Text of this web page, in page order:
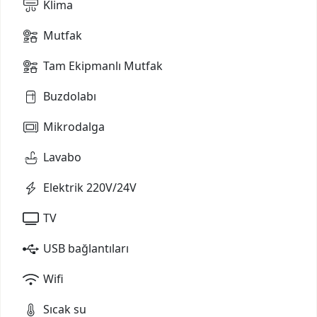
Klima
Mutfak
Tam Ekipmanlı Mutfak
Buzdolabı
Mikrodalga
Lavabo
Elektrik 220V/24V
TV
USB bağlantıları
Wifi
Sıcak su